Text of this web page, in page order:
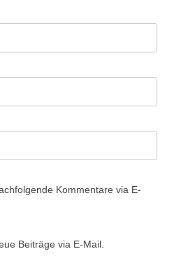
Kommentare via E-
Beiträge via E-Mail.